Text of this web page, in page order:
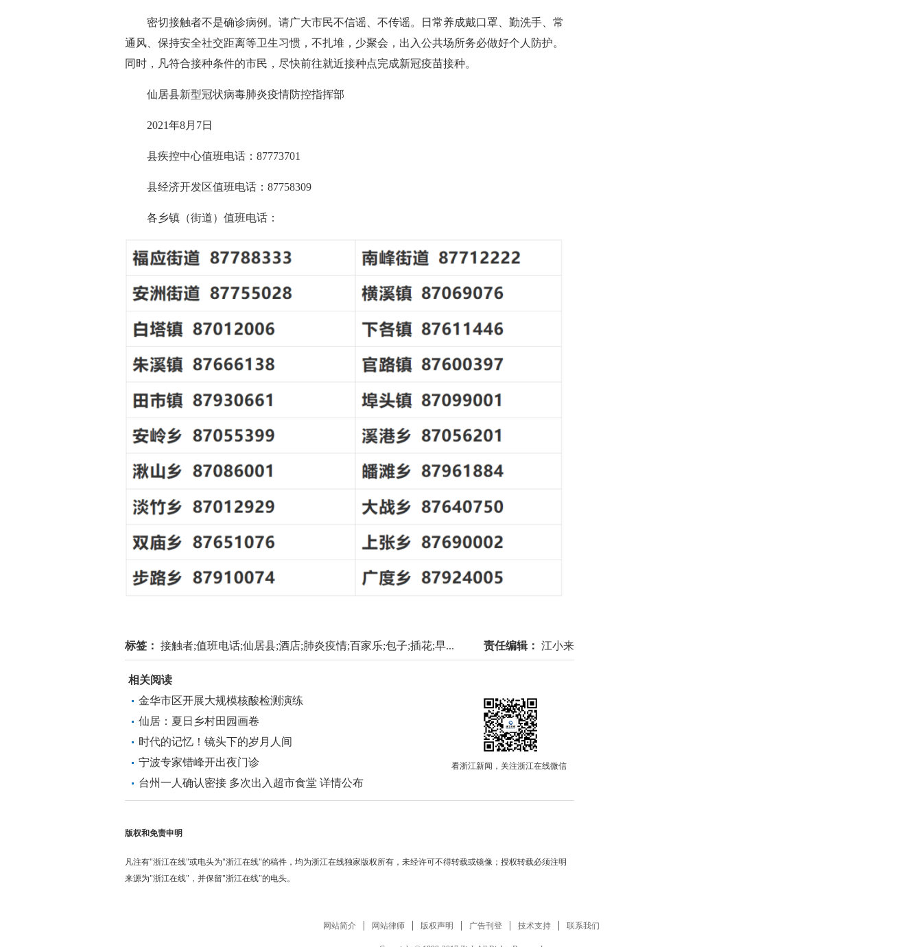
密切接触者不是确诊病例。请广大市民不信谣、不传谣。日常养成戴口罩、勤洗手、常
通风、保持安全社交距离等卫生习惯，不扎堆，少聚会，出入公共场所务必做好个人防护。
同时，凡符合接种条件的市民，尽快前往就近接种点完成新冠疫苗接种。
仙居县新型冠状病毒肺炎疫情防控指挥部
2021年8月7日
县疾控中心值班电话：87773701
县经济开发区值班电话：87758309
各乡镇（街道）值班电话：
标签： 接触者;值班电话;仙居县;酒店;肺炎疫情;百家乐;包子;插花;早... 责任编辑： 江小来
看浙江新闻，关注浙江在线微信
相关阅读
金华市区开展大规模核酸检测演练
仙居：夏日乡村田园画卷
时代的记忆！镜头下的岁月人间
宁波专家错峰开出夜门诊
台州一人确认密接 多次出入超市食堂 详情公布
版权和免责申明
凡注有"浙江在线"或电头为"浙江在线"的稿件，均为浙江在线独家版权所有，未经许可不得转载或镜像；授权转载必须注明
来源为"浙江在线"，并保留"浙江在线"的电头。
网站简介 网站律师 版权声明 广告刊登 技术支持 联系我们